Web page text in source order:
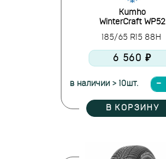
Kumho
WinterCraft WP52
185/65 R15 88H
6 560 ₽
в наличии > 10шт.
В КОРЗИНУ